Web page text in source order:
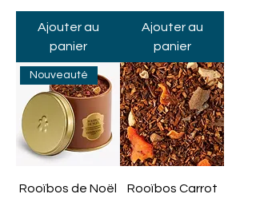
Ajouter au
panier
Ajouter au
panier
Nouveauté
Rooïbos de Noël
Rooïbos Carrot